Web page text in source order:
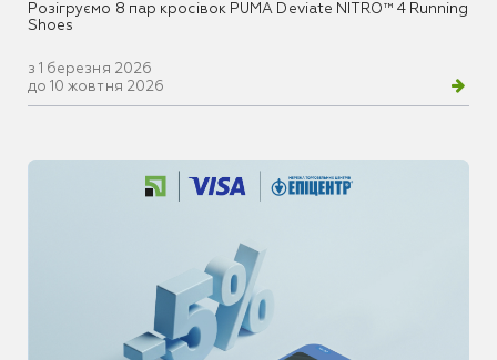
Розігруємо 8 пар кросівок PUMA Deviate NITRO™ 4 Running
Shoes
з 1 березня 2026
до 10 жовтня 2026